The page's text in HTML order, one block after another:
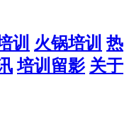
训 火锅培训 热
培训留影 关于